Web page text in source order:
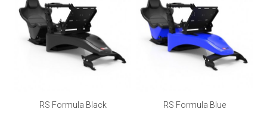
RS Formula Black RS Formula Blue